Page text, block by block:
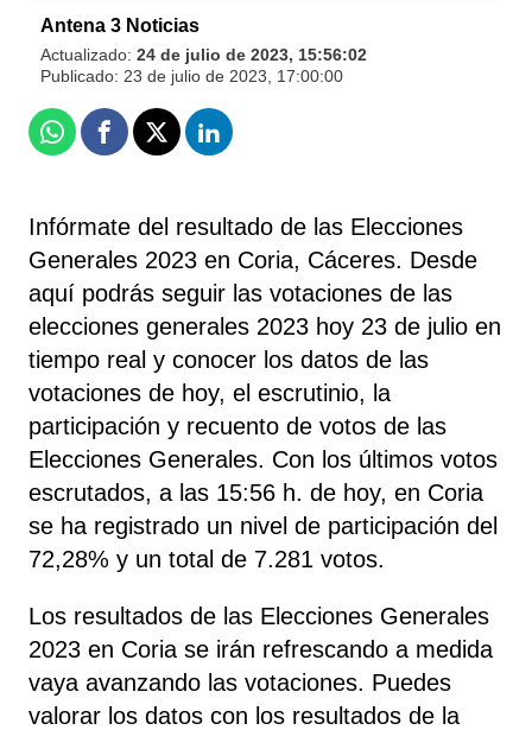
Antena 3 Noticias
Actualizado: 24 de julio de 2023, 15:56:02
Publicado: 23 de julio de 2023, 17:00:00
WhatsappFacebook
X Linkedin
Infórmate del resultado de las Elecciones
Generales 2023 en Coria, Cáceres. Desde
aquí podrás seguir las votaciones de las
elecciones generales 2023 hoy 23 de julio en
tiempo real y conocer los datos de las
votaciones de hoy, el escrutinio, la
participación y recuento de votos de las
Elecciones Generales. Con los últimos votos
escrutados, a las 15:56 h. de hoy, en Coria
se ha registrado un nivel de participación del
72,28% y un total de 7.281 votos.
Los resultados de las Elecciones Generales
2023 en Coria se irán refrescando a medida
vaya avanzando las votaciones. Puedes
valorar los datos con los resultados de la